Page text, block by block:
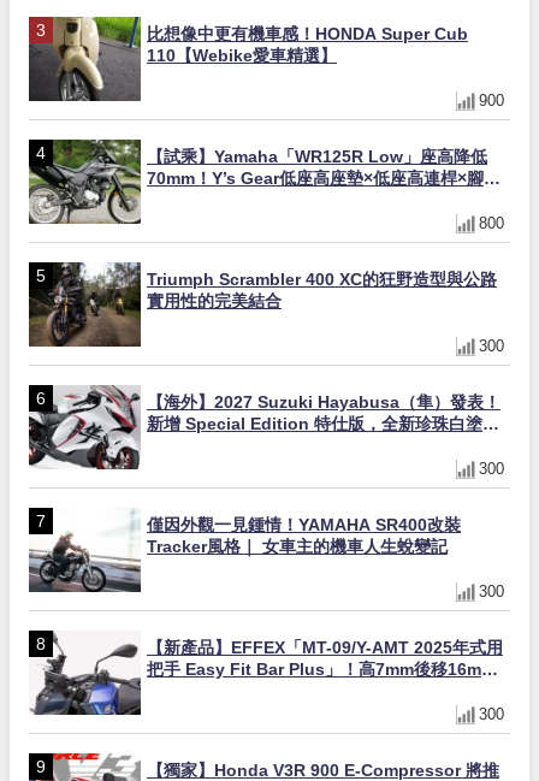
比想像中更有機車感！HONDA Super Cub
110【Webike愛車精選】
900
【試乘】Yamaha「WR125R Low」座高降低
70mm！Y’s Gear低座高座墊×低座高連桿×腳踏
800
Triumph Scrambler 400 XC的狂野造型與公路
實用性的完美結合
300
【海外】2027 Suzuki Hayabusa（隼）發表！
新增 Special Edition 特仕版，全新珍珠白塗裝
300
僅因外觀一見鍾情！YAMAHA SR400改裝
Tracker風格｜ 女車主的機車人生蛻變記
300
【新產品】EFFEX「MT-09/Y-AMT 2025年式用
把手 Easy Fit Bar Plus」！高7mm後移16mm
300
【獨家】Honda V3R 900 E-Compressor 將推